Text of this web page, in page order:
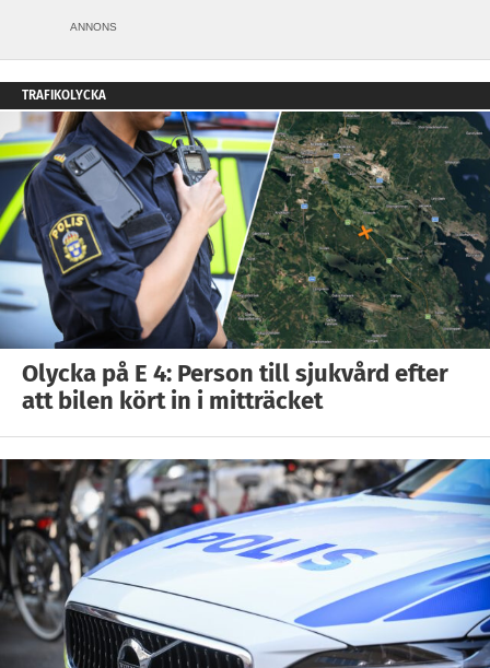
ANNONS
TRAFIKOLYCKA
Olycka på E 4: Person till sjukvård efter
att bilen kört in i mitträcket